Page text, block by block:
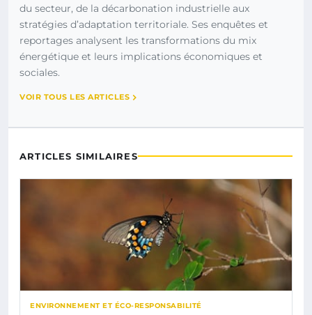
du secteur, de la décarbonation industrielle aux
stratégies d’adaptation territoriale. Ses enquêtes et
reportages analysent les transformations du mix
énergétique et leurs implications économiques et
sociales.
VOIR TOUS LES ARTICLES
ARTICLES SIMILAIRES
ENVIRONNEMENT ET ÉCO-RESPONSABILITÉ